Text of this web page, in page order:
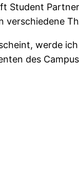
Student
verschiedene
werde
des